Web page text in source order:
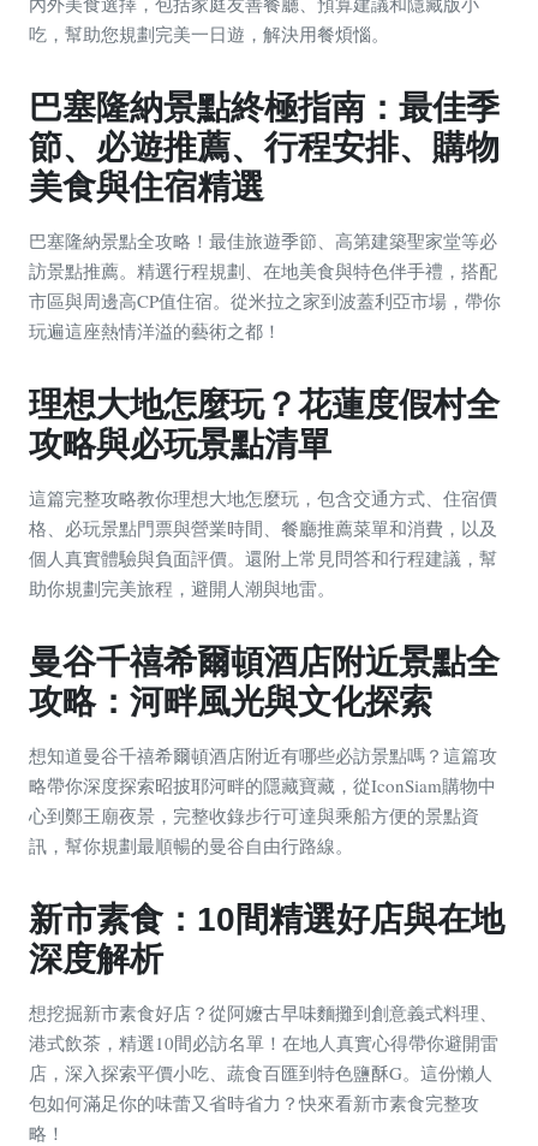
吃，幫助您規劃完美一日遊，解決用餐煩惱。
巴塞隆納景點終極指南：最佳季
節、必遊推薦、行程安排、購物
美食與住宿精選
巴塞隆納景點全攻略！最佳旅遊季節、高第建築聖家堂等必
訪景點推薦。精選行程規劃、在地美食與特色伴手禮，搭配
市區與周邊高CP值住宿。從米拉之家到波蓋利亞市場，帶你
玩遍這座熱情洋溢的藝術之都！
理想大地怎麼玩？花蓮度假村全
攻略與必玩景點清單
這篇完整攻略教你理想大地怎麼玩，包含交通方式、住宿價
格、必玩景點門票與營業時間、餐廳推薦菜單和消費，以及
個人真實體驗與負面評價。還附上常見問答和行程建議，幫
助你規劃完美旅程，避開人潮與地雷。
曼谷千禧希爾頓酒店附近景點全
攻略：河畔風光與文化探索
想知道曼谷千禧希爾頓酒店附近有哪些必訪景點嗎？這篇攻
略帶你深度探索昭披耶河畔的隱藏寶藏，從IconSiam購物中
心到鄭王廟夜景，完整收錄步行可達與乘船方便的景點資
訊，幫你規劃最順暢的曼谷自由行路線。
新市素食：10間精選好店與在地
深度解析
想挖掘新市素食好店？從阿嬤古早味麵攤到創意義式料理、
港式飲茶，精選10間必訪名單！在地人真實心得帶你避開雷
店，深入探索平價小吃、蔬食百匯到特色鹽酥G。這份懶人
包如何滿足你的味蕾又省時省力？快來看新市素食完整攻
略！